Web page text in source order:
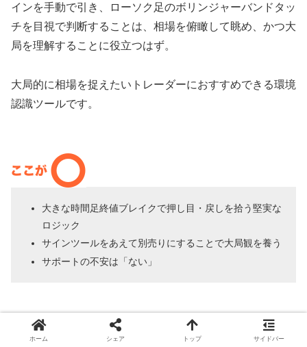
インを手動で引き、ローソク足のボリンジャーバンドタッ
チを目視で判断することは、相場を俯瞰して眺め、かつ大
局を理解することに役立つはず。
大局的に相場を捉えたいトレーダーにおすすめできる環境
認識ツールです。
大きな時間足終値ブレイクで押し目・戻しを拾う堅実な
ロジック
サインツールをあえて別売りにすることで大局観を養う
サポートの不安は「ない」
ホーム シェア トップ サイドバー